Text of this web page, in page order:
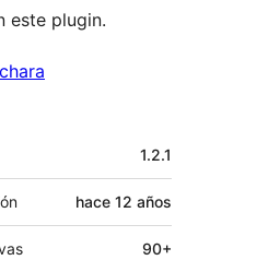
este plugin.
1.2.1
hace 12 años
90+